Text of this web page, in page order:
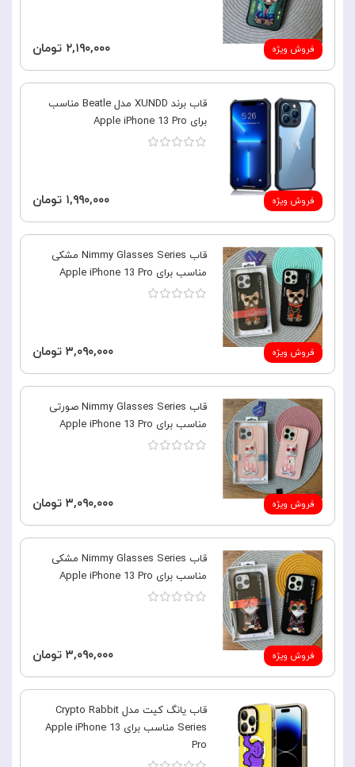
فروش ویژه ۲,۱۹۰,۰۰۰ تومان
فروش ویژه
قاب برند XUNDD مدل Beatle مناسب
برای Apple iPhone 13 Pro
۱,۹۹۰,۰۰۰ تومان
فروش ویژه
قاب Nimmy Glasses Series مشکی
مناسب برای Apple iPhone 13 Pro
۳,۰۹۰,۰۰۰ تومان
فروش ویژه
قاب Nimmy Glasses Series صورتی
مناسب برای Apple iPhone 13 Pro
۳,۰۹۰,۰۰۰ تومان
فروش ویژه
قاب Nimmy Glasses Series مشکی
مناسب برای Apple iPhone 13 Pro
۳,۰۹۰,۰۰۰ تومان
قاب یانگ کیت مدل Crypto Rabbit
Series مناسب برای Apple iPhone 13
Pro